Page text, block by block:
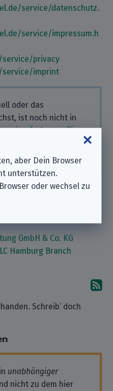
service/datenschutz.
service/impressum.h
privacy
imprint
oder das
ist noch nicht in
eine Änderung für
GmbH & Co. KG
Hamburg Branch
Schreib’ doch
unabhängiger
nicht zu dem hier
aber Dein Browser
unterstützen.
oder wechsel zu